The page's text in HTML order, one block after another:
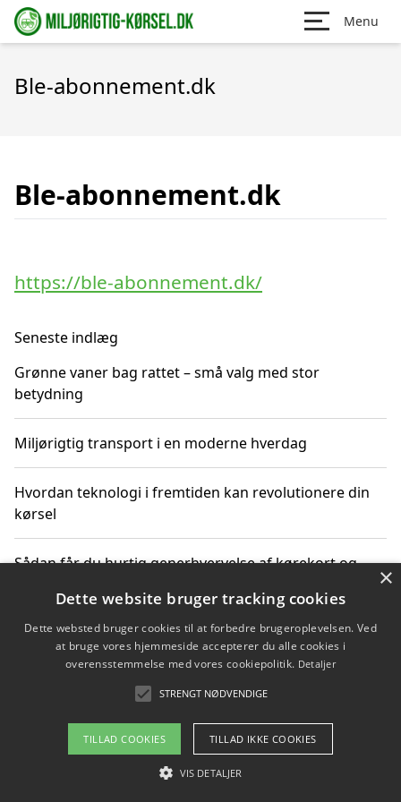
Menu
Ble-abonnement.dk
Ble-abonnement.dk
https://ble-abonnement.dk/
Seneste indlæg
Grønne vaner bag rattet – små valg med stor
betydning
Miljørigtig transport i en moderne hverdag
Hvordan teknologi i fremtiden kan revolutionere din
kørsel
Sådan får du hurtig generhvervelse af kørekort og
Sådan lærer du miljørigtig kørsel hos en køreskole i
Gentofte
Copyright 2026 - Pilanto Aps
Om / kontakt
×
Dette website bruger tracking cookies
Dette websted bruger cookies til at forbedre brugeroplevelsen. Ved
at bruge vores hjemmeside accepterer du alle cookies i
overensstemmelse med vores cookiepolitik. Detaljer
STRENGT NØDVENDIGE
TILLAD COOKIES TILLAD IKKE COOKIES
VIS DETALJER